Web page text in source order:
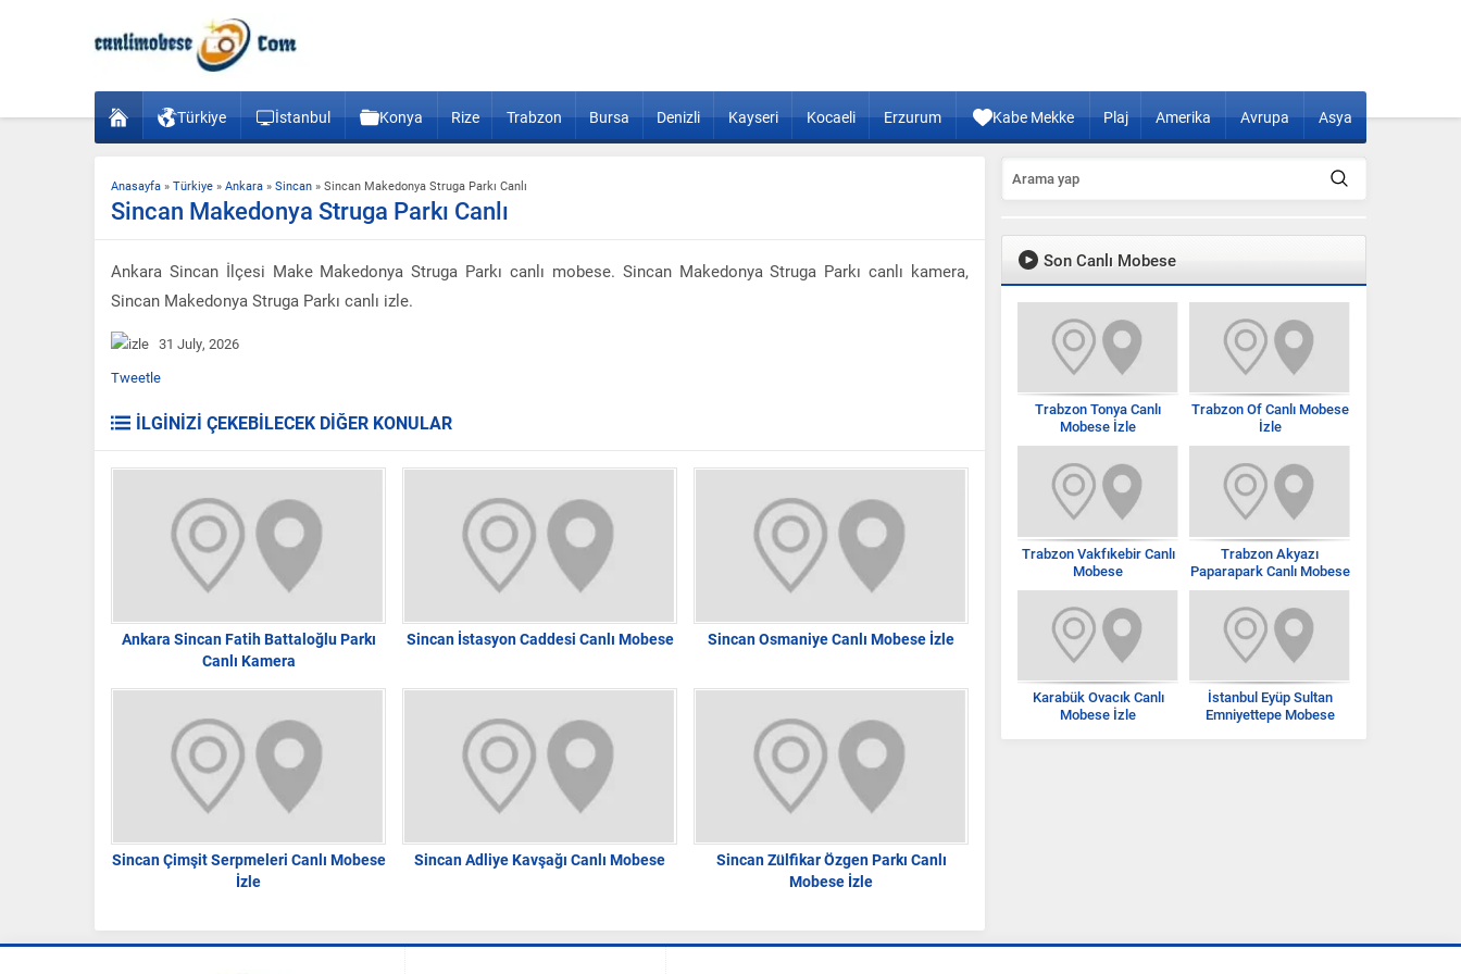
Türkiye İstanbul Konya Rize Trabzon Bursa Denizli Kayseri Kocaeli Erzurum Kabe Mekke Plaj Amerika Avrupa Asya
Anasayfa » Türkiye » Ankara » Sincan » Sincan Makedonya Struga Parkı Canlı
Sincan Makedonya Struga Parkı Canlı
Ankara Sincan İlçesi Make Makedonya Struga Parkı canlı mobese. Sincan Makedonya Struga Parkı canlı kamera,
Sincan Makedonya Struga Parkı canlı izle.
31 July, 2026
Tweetle
İLGİNİZİ ÇEKEBİLECEK DİĞER KONULAR
Ankara Sincan Fatih Battaloğlu Parkı
Canlı Kamera
Sincan İstasyon Caddesi Canlı Mobese Sincan Osmaniye Canlı Mobese İzle
Sincan Çimşit Serpmeleri Canlı Mobese
İzle
Sincan Adliye Kavşağı Canlı Mobese
Sincan Zülfikar Özgen Parkı Canlı
Mobese İzle
Son Canlı Mobese
Trabzon Tonya Canlı
Mobese İzle
Trabzon Of Canlı Mobese
İzle
Trabzon Vakfıkebir Canlı
Mobese
Trabzon Akyazı
Paparapark Canlı Mobese
İzle
Karabük Ovacık Canlı
Mobese İzle
İstanbul Eyüp Sultan
Emniyettepe Mobese